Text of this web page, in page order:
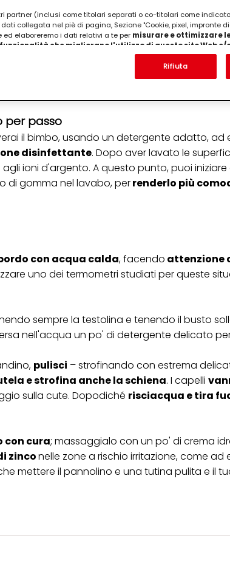
per passo
il bimbo, usando un detergente adatto, ad
disinfettante. Dopo aver lavato le
ioni d'argento. A questo punto, puoi iniziare
di gomma nel lavabo, perrenderlo più
con acqua calda, facendo attenzione
uno dei termometri studiati per queste
sempre la testolina e tenendo il busto
nell'acqua un po' di detergente delicato
pulisci – strofinando con estrema
e strofina anche la schiena. I capelli
sulla cute. Dopodiché risciacqua e tira
con cura; massaggialo con un po' di crema
zinconelle zone a rischio irritazione, come ad
mettere il pannolino e una tutina pulita e il
partner (inclusi come titolari separati o co-titolari come
collegata nel piè di pagina, Sezione "Cookie, pixel, impronte
elaboreremo i dati relativi a te per misurare e ottimizzare
che migliorano l'utilizzo di questo sito Web e/
il tuo utilizzo di questo sito Web e le tue interazioni commerciali
cui lavori) per) e su tale base tracciare i tuoi acquisti dei nostri
sulle entità commerciali e creare profili individuali su di
delle campagne pubblicitarie.
sul trattamento dei tuoi dati nella nostra Informativa sulla
"Cookie, Pixel, Impronte digitali e tecnologie simili"). Puoi
il futuro disabilitando i cookie sul nostro sito web nella sezione
informazioni sui cookie utilizzati su questo sito Web, in
le informazioni dettagliate su ciascun cookie disponibili
sopra indicate. Se fai clic su "Rifiuta", verranno utilizzati solo i
Rifiuta